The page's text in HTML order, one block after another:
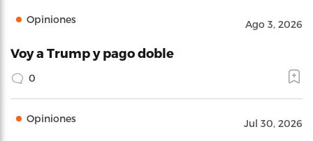
Opiniones Ago 3, 2026
Voy a Trump y pago doble
0
Opiniones Jul 30, 2026